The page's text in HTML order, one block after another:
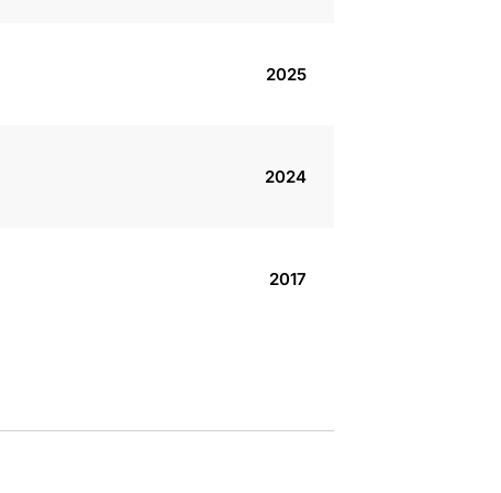
2025
2024
2017